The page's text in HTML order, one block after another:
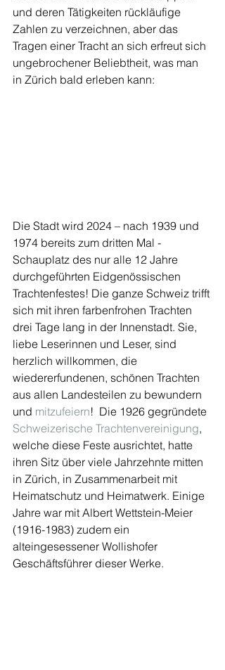
und deren Tätigkeiten rückläufige
Zahlen zu verzeichnen, aber das
Tragen einer Tracht an sich erfreut sich
ungebrochener Beliebtheit, was man
in Zürich bald erleben kann:
Die Stadt wird 2024 – nach 1939 und
1974 bereits zum dritten Mal -
Schauplatz des nur alle 12 Jahre
durchgeführten Eidgenössischen
Trachtenfestes! Die ganze Schweiz trifft
sich mit ihren farbenfrohen Trachten
drei Tage lang in der Innenstadt. Sie,
liebe Leserinnen und Leser, sind
herzlich willkommen, die
wiedererfundenen, schönen Trachten
aus allen Landesteilen zu bewundern
und mitzufeiern!  Die 1926 gegründete
Schweizerische Trachtenvereinigung,
welche diese Feste ausrichtet, hatte
ihren Sitz über viele Jahrzehnte mitten
in Zürich, in Zusammenarbeit mit
Heimatschutz und Heimatwerk. Einige
Jahre war mit Albert Wettstein-Meier
(1916-1983) zudem ein
alteingesessener Wollishofer
Geschäftsführer dieser Werke.